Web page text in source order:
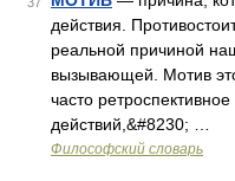
действия.
реальной причиной
вызывающей. Мотив
часто
действий,&#8230; …
Философский словарь